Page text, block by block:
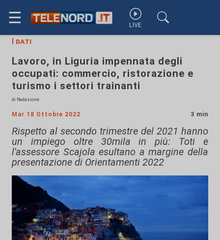
☰ LIVE
I dati
Lavoro, in Liguria impennata degli
occupati: commercio, ristorazione e
turismo i settori trainanti
di Redazione
Mar 18 Ottobre 2022 3 min
Rispetto al secondo trimestre del 2021 hanno
un impiego oltre 30mila in più: Toti e
l'assessore Scajola esultano a margine della
presentazione di Orientamenti 2022